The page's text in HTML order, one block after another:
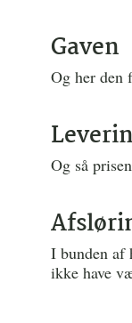
Gaven
Og her den
Og så
I bunden
ikke have